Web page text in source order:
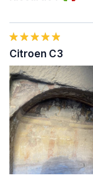
Citroen C3